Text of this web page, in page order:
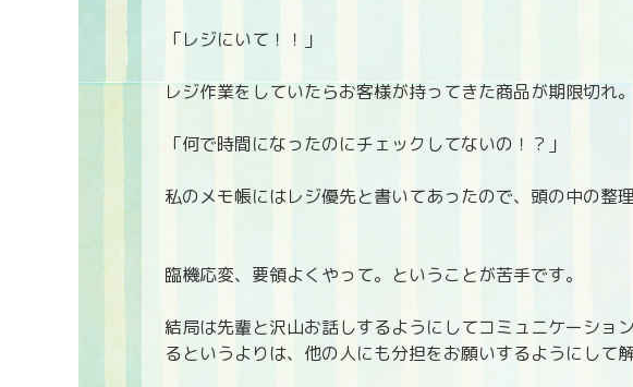
「レジにいて！！」
レジ作業をしていたらお客様が持ってきた商品が期限切れ
「何で時間になったのにチェックしてないの！？」
私のメモ帳にはレジ優先と書いてあったので、頭の中の整
臨機応変、要領よくやって。ということが苦手です。
結局は先輩と沢山お話しするようにしてコミュニケーショ
るというよりは、他の人にも分担をお願いするようにして解